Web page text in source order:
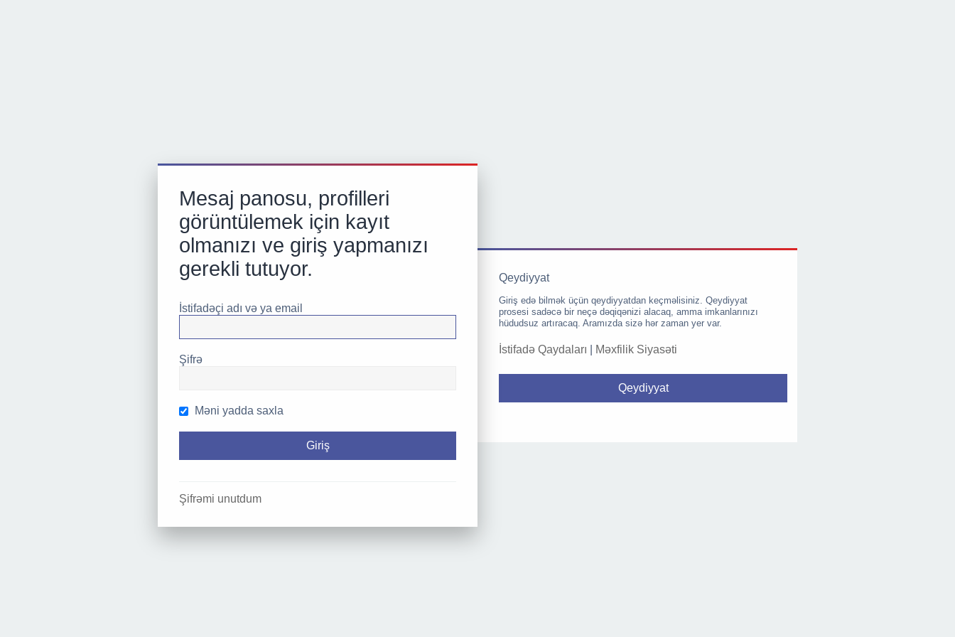
Mesaj panosu, profilleri
görüntülemek için kayıt
olmanızı ve giriş yapmanızı
gerekli tutuyor.
İstifadəçi adı və ya email
Şifrə
Məni yadda saxla
Şifrəmi unutdum
Qeydiyyat
Giriş edə bilmək üçün qeydiyyatdan keçməlisiniz. Qeydiyyat
prosesi sadəcə bir neçə dəqiqənizi alacaq, amma imkanlarınızı
hüdudsuz artıracaq. Aramızda sizə hər zaman yer var.
İstifadə Qaydaları Məxfilik Siyasəti
Qeydiyyat